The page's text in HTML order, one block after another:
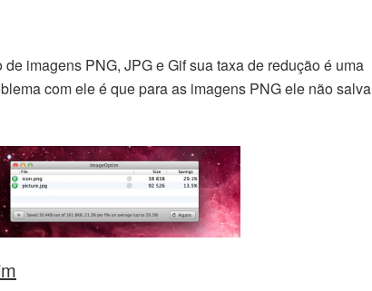
imagens PNG, JPG e Gif sua taxa de redução é uma
com ele é que para as imagens PNG ele não salva